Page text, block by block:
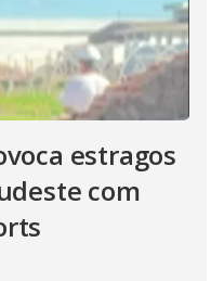
estragos
com